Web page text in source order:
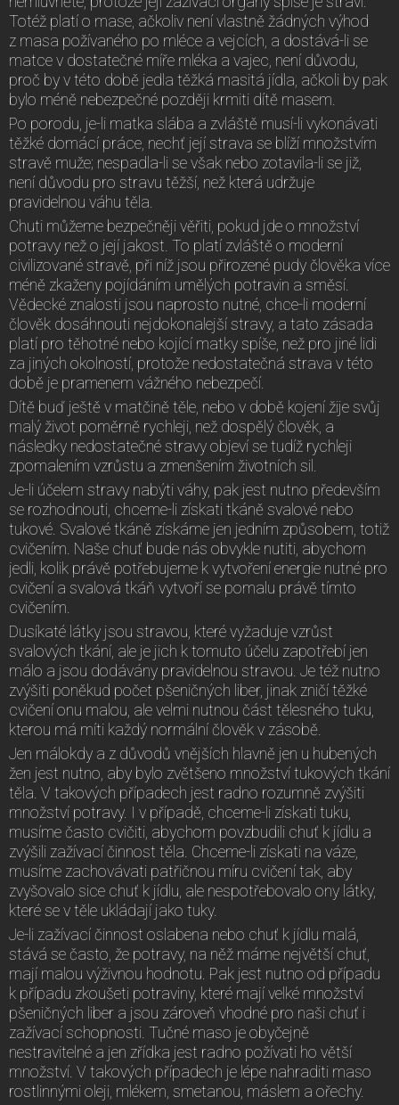
Totéž platí o mase, ačkoliv není vlastně žádných výhod
z masa požívaného po mléce a vejcích, a dostává-li se
matce v dostatečné míře mléka a vajec, není důvodu,
proč by v této době jedla těžká masitá jídla, ačkoli by pak
bylo méně nebezpečné později krmiti dítě masem.
Po porodu, je-li matka slába a zvláště musí-li vykonávati
těžké domácí práce, nechť její strava se blíží množstvím
stravě muže; nespadla-li se však nebo zotavila-li se již,
není důvodu pro stravu těžší, než která udržuje
pravidelnou váhu těla.
Chuti můžeme bezpečněji věřiti, pokud jde o množství
potravy než o její jakost. To platí zvláště o moderní
civilizované stravě, při níž jsou přirozené pudy člověka více
méně zkaženy pojídáním umělých potravin a směsí.
Vědecké znalosti jsou naprosto nutné, chce-li moderní
člověk dosáhnouti nejdokonalejší stravy, a tato zásada
platí pro těhotné nebo kojící matky spíše, než pro jiné lidi
za jiných okolností, protože nedostatečná strava v této
době je pramenem vážného nebezpečí.
Dítě buď ještě v matčině těle, nebo v době kojení žije svůj
malý život poměrně rychleji, než dospělý člověk, a
následky nedostatečné stravy objeví se tudíž rychleji
zpomalením vzrůstu a zmenšením životních sil.
Je-li účelem stravy nabýti váhy, pak jest nutno především
se rozhodnouti, chceme-li získati tkáně svalové nebo
tukové. Svalové tkáně získáme jen jedním způsobem, totiž
cvičením. Naše chuť bude nás obvykle nutiti, abychom
jedli, kolik právě potřebujeme k vytvoření energie nutné pro
cvičení a svalová tkáň vytvoří se pomalu právě tímto
cvičením.
Dusíkaté látky jsou stravou, které vyžaduje vzrůst
svalových tkání, ale je jich k tomuto účelu zapotřebí jen
málo a jsou dodávány pravidelnou stravou. Je též nutno
zvýšiti poněkud počet pšeničných liber, jinak zničí těžké
cvičení onu malou, ale velmi nutnou část tělesného tuku,
kterou má míti každý normální člověk v zásobě.
Jen málokdy a z důvodů vnějších hlavně jen u hubených
žen jest nutno, aby bylo zvětšeno množství tukových tkání
těla. V takových případech jest radno rozumně zvýšiti
množství potravy. I v případě, chceme-li získati tuku,
musíme často cvičiti, abychom povzbudili chuť k jídlu a
zvýšili zažívací činnost těla. Chceme-li získati na váze,
musíme zachovávati patřičnou míru cvičení tak, aby
zvyšovalo sice chuť k jídlu, ale nespotřebovalo ony látky,
které se v těle ukládají jako tuky.
Je-li zažívací činnost oslabena nebo chuť k jídlu malá,
stává se často, že potravy, na něž máme největší chuť,
mají malou výživnou hodnotu. Pak jest nutno od případu
k případu zkoušeti potraviny, které mají velké množství
pšeničných liber a jsou zároveň vhodné pro naši chuť i
zažívací schopnosti. Tučné maso je obyčejně
nestravitelné a jen zřídka jest radno požívati ho větší
množství. V takových případech je lépe nahraditi maso
rostlinnými oleji, mlékem, smetanou, máslem a ořechy.